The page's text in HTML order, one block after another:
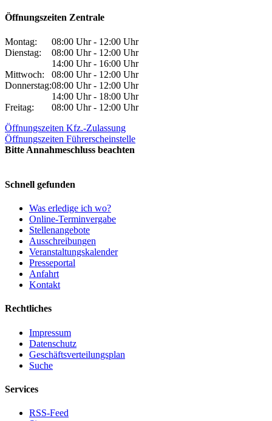
Öffnungszeiten Zentrale
Montag:
08:00 Uhr - 12:00 Uhr
Dienstag:
08:00 Uhr - 12:00 Uhr
14:00 Uhr - 16:00 Uhr
Mittwoch:
08:00 Uhr - 12:00 Uhr
Donnerstag:08:00 Uhr - 12:00 Uhr
14:00 Uhr - 18:00 Uhr
Freitag:
08:00 Uhr - 12:00 Uhr
Öffnungszeiten Kfz.-Zulassung
Öffnungszeiten Führerscheinstelle
Bitte Annahmeschluss beachten
Schnell gefunden
Was erledige ich wo?
Online-Terminvergabe
Stellenangebote
Ausschreibungen
Veranstaltungskalender
Presseportal
Anfahrt
Kontakt
Rechtliches
Impressum
Datenschutz
Geschäftsverteilungsplan
Suche
Services
RSS-Feed